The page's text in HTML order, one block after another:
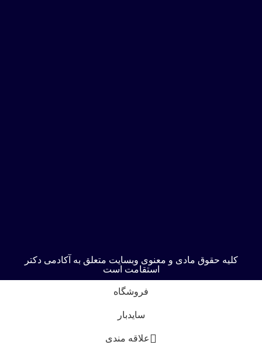
کلیه حقوق مادی و معنوی وبسایت متعلق به آکادمی دکتر
استقامت است
فروشگاه
سایدبار
علاقه مندی